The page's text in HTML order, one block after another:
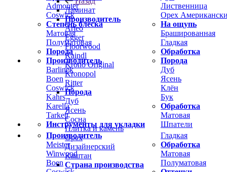
Admonter
Coswick
Степень блеска
Матовая
Полуматовая
Порода
Лиственница
Орех
На ощупь
Брашированная
Гладкая
Обработка
Производитель
Barlinek
Boen
Coswick
Kahrs
Karelia
Tarkett
Порода
Дуб
Ясень
Клён
Бук
Обработка
Матовая
Инструменты для укладки
Шпатели
Производитель
Meister
Winwood
Boen
Гладкая
Обработка
Матовая
Полуматовая
Ламинат
Производитель
Arteo
Egger
Floorwood
Kaindl
Krono Original
Kronopol
Ritter
Порода
Дуб
Ясень
Сосна
Плитка и камень
Орех
Дизайнерский
Каштан
Страна производства